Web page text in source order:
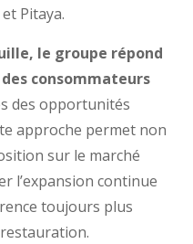
Pitaya.
le groupe répond
consommateurs
des opportunités
approche permet non
sur le marché
l’expansion continue
toujours plus